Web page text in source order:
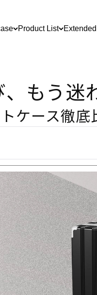
Product List
もう迷
ケース徹底